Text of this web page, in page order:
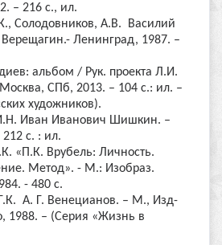
– 216 с., ил.
Солодовников, А.В. Василий
Ленинград, 1987. –
альбом / Рук. проекта Л.И.
СПб, 2013. – 104 с.: ил. –
художников).
Иван Иванович Шишкин. –
с. : ил.
«П.К. Врубель: Личность.
Метод». - М.: Изобраз.
- 480 с.
А. Г. Венецианов. – М., Изд-
1988. – (Серия «Жизнь в